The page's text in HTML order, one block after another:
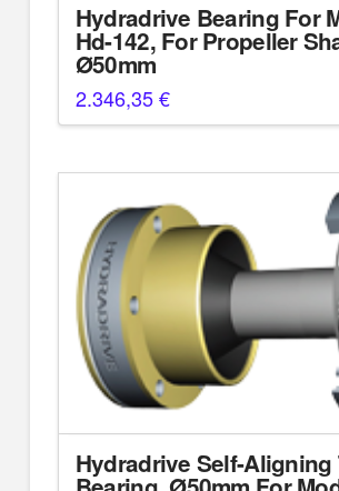
Hydradrive Bearing For
Hd-142, For Propeller
Ø50mm
2.346,35€
Hydradrive Self-